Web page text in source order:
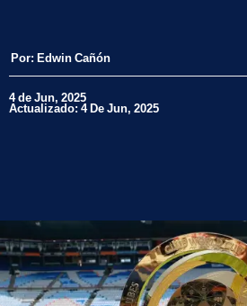
Por: Edwin Cañón
4 de Jun, 2025
Actualizado: 4 De Jun, 2025